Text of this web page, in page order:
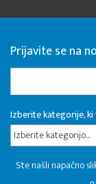
Prijavite se na
Izberite kategorije, ki
Izberite kategorijo...
Ste našli napačno